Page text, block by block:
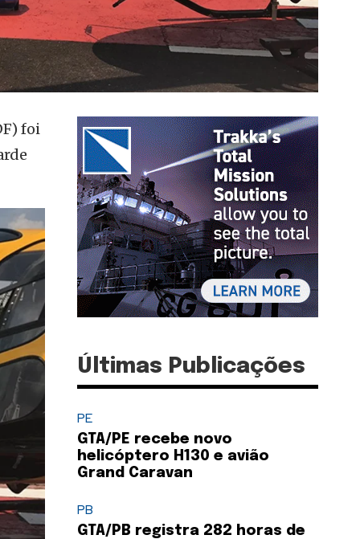
foi
Últimas Publicações
PE
GTA/PE recebe novo
helicóptero H130 e avião
Grand Caravan
PB
GTA/PB registra 282 horas de